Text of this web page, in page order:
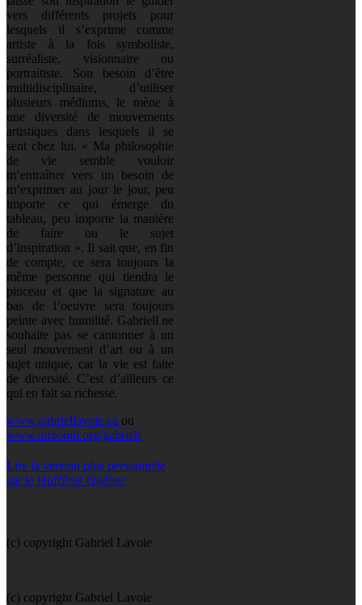
vers différents projets pour
lesquels il s’exprime comme
artiste à la fois symboliste,
surréaliste, visionnaire ou
portraitiste. Son besoin d’être
multidisciplinaire, d’utiliser
plusieurs médiums, le mène à
une diversité de mouvements
artistiques dans lesquels il se
sent chez lui. « Ma philosophie
de vie semble vouloir
m’entraîner vers un besoin de
m’exprimer au jour le jour, peu
importe ce qui émerge du
tableau, peu importe la manière
de faire ou le sujet
d’inspiration ». Il sait que, en fin
de compte, ce sera toujours la
même personne qui tiendra le
pinceau et que la signature au
bas de l’oeuvre sera toujours
peinte avec humilité. Gabriell ne
souhaite pas se cantonner à un
seul mouvement d’art ou à un
sujet unique, car la vie est faite
de diversité. C’est d’ailleurs ce
qui en fait sa richesse.
www.gabriellavoie.ca ou
www.artzoom.org/gabriell
Lire la version plus personnelle
sur le HuffPost Québec
(c) copyright Gabriel Lavoie
(c) copyright Gabriel Lavoie